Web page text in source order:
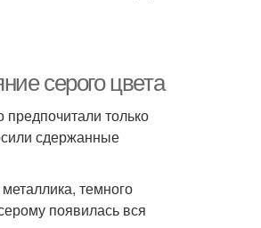
серого цвета
только
сдержанные
темного
появилась вся